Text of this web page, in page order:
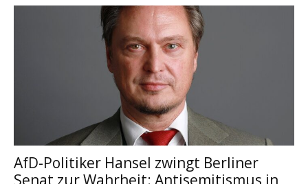
AfD-Politiker Hansel zwingt Berliner
Senat zur Wahrheit: Antisemitismus in